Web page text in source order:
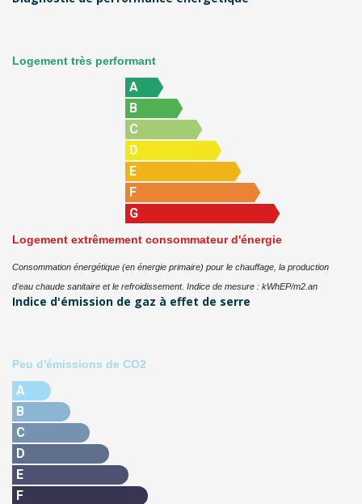
Logement très performant
A
B
C
D
E
F
G
Logement extrêmement consommateur d'énergie
Consommation énergétique (en énergie primaire) pour le chauffage, la production
d'eau chaude sanitaire et le refroidissement. Indice de mesure : kWhEP/m2.an
Indice d'émission de gaz à effet de serre
Peu d'émissions de CO2
A
B
C
D
E
F